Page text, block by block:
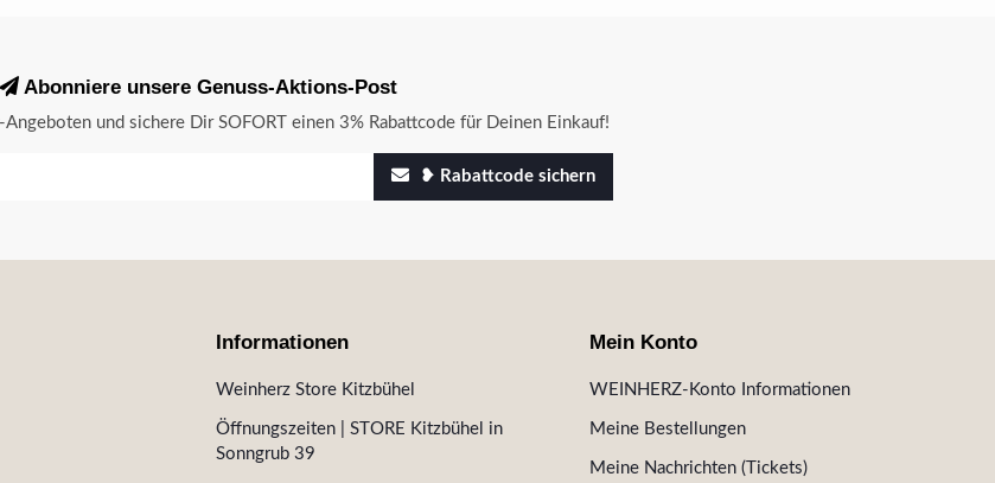
Abonniere unsere Genuss-Aktions-Post
und sichere Dir SOFORT einen 3% Rabattcode für Deinen Einkauf!
❥ Rabattcode sichern
Informationen
Weinherz Store Kitzbühel
Öffnungszeiten | STORE Kitzbühel in
Sonngrub 39
Mein Konto
WEINHERZ-Konto Informationen
Meine Bestellungen
Meine Nachrichten (Tickets)